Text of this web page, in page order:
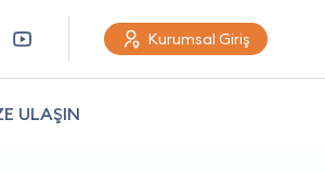
Kurumsal Giriş
ULAŞIN